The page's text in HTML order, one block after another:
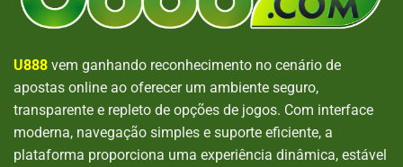
U888 vem ganhando reconhecimento no cenário de
apostas online ao oferecer um ambiente seguro,
transparente e repleto de opções de jogos. Com interface
moderna, navegação simples e suporte eficiente, a
plataforma proporciona uma experiência dinâmica, estável